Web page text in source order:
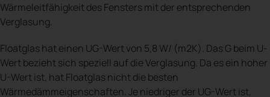
Wärmeleitfähigkeit des Fensters mit der entsprechenden
Verglasung.
Floatglas hat einen UG-Wert von 5,8 W/ (m2K). Das G beim U-
Wert bezieht sich speziell auf die Verglasung. Da es ein hoher
U-Wert ist, hat Floatglas nicht die besten
Wärmedämmeigenschaften. Je niedriger der UG-Wert ist,